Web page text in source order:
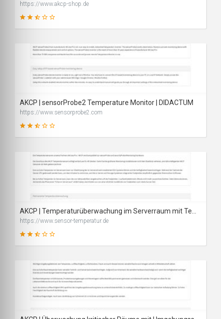
https://www.akcp-shop.de
44
AKCP | sensorProbe2 Temperature Monitor | DIDACTUM
https://www.sensorprobe2.com
49
https://www.sensor-temperatur.de